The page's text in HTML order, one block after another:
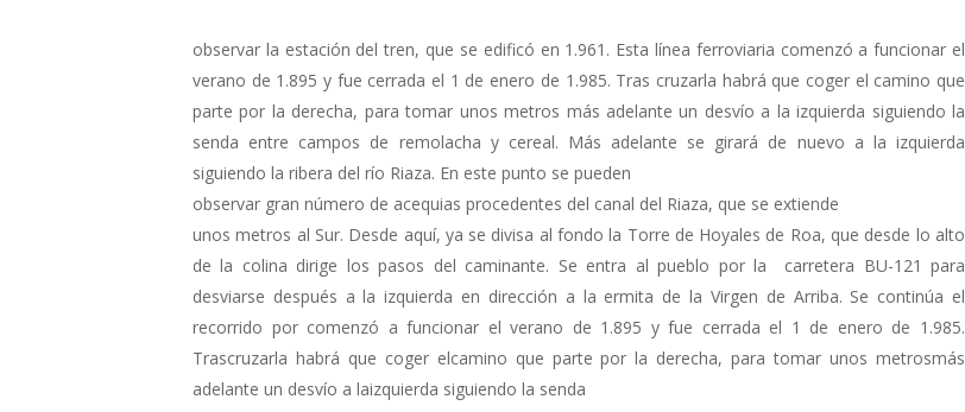
observar la estación del tren, que se edificó en 1.961. Esta línea ferroviaria comenzó a funcionar el
verano de 1.895 y fue cerrada el 1 de enero de 1.985. Tras cruzarla habrá que coger el camino que
parte por la derecha, para tomar unos metros más adelante un desvío a la izquierda siguiendo la
senda entre campos de remolacha y cereal. Más adelante se girará de nuevo a la izquierda
siguiendo la ribera del río Riaza. En este punto se pueden
observar gran número de acequias procedentes del canal del Riaza, que se extiende
unos metros al Sur. Desde aquí, ya se divisa al fondo la Torre de Hoyales de Roa, que desde lo alto
de la colina dirige los pasos del caminante. Se entra al pueblo por la carretera BU-121 para
desviarse después a la izquierda en dirección a la ermita de la Virgen de Arriba. Se continúa el
recorrido por comenzó a funcionar el verano de 1.895 y fue cerrada el 1 de enero de 1.985.
Trascruzarla habrá que coger elcamino que parte por la derecha, para tomar unos metrosmás
adelante un desvío a laizquierda siguiendo la senda